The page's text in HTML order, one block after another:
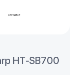
HT-SB700